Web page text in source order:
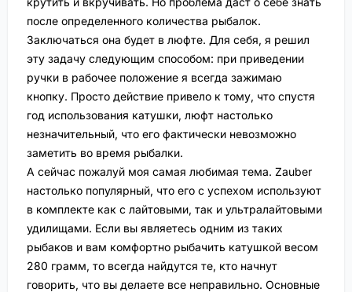
после определенного количества рыбалок.
Заключаться она будет в люфте. Для себя, я решил
эту задачу следующим способом: при приведении
ручки в рабочее положение я всегда зажимаю
кнопку. Просто действие привело к тому, что спустя
год использования катушки, люфт настолько
незначительный, что его фактически невозможно
заметить во время рыбалки.
А сейчас пожалуй моя самая любимая тема. Zauber
настолько популярный, что его с успехом используют
в комплекте как с лайтовыми, так и ультралайтовыми
удилищами. Если вы являетесь одним из таких
рыбаков и вам комфортно рыбачить катушкой весом
280 грамм, то всегда найдутся те, кто начнут
говорить, что вы делаете все неправильно. Основные